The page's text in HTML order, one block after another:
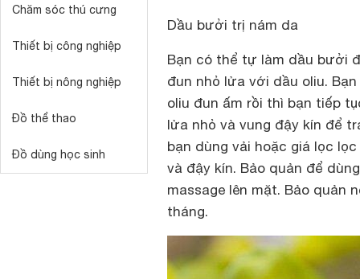
Chăm sóc thú cưng
Thiết bị công nghiệp
Thiết bị nông nghiệp
Đồ thể thao
Đồ dùng học sinh
Dầu bưởi trị nám da
Bạn có thể tự làm dầu bưởi
đun nhỏ lửa với dầu oliu.
oliu đun ấm rồi thì bạn tiếp
lửa nhỏ và vung đậy kín để
bạn dùng vải hoặc giá lọc
và đậy kín. Bảo quản để
massage lên mặt. Bảo quản
tháng.